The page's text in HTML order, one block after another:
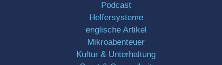
Podcast
Helfersysteme
englische Artikel
Mikroabenteuer
Kultur & Unterhaltung